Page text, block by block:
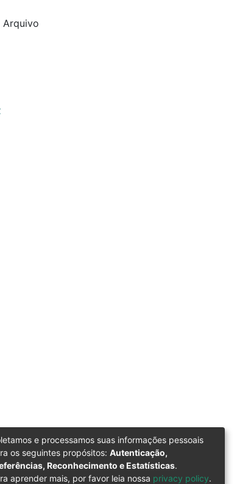
Arquivo
e processamos suas informações pessoais
os seguintes propósitos: Autenticação,
Reconhecimento e Estatísticas.
aprender mais, por favor leia nossa privacy policy.